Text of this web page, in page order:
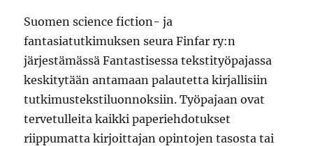
Suomen science fiction- ja
fantasiatutkimuksen seura Finfar ry:n
järjestämässä Fantastisessa tekstityöpajassa
keskitytään antamaan palautetta kirjallisiin
tutkimustekstiluonnoksiin. Työpajaan ovat
tervetulleita kaikki paperiehdotukset
riippumatta kirjoittajan opintojen tasosta tai